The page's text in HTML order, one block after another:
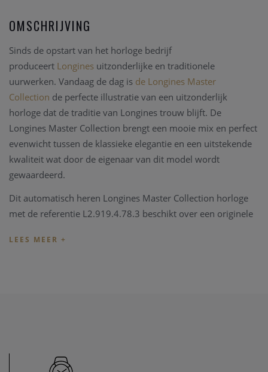
OMSCHRIJVING
Sinds de opstart van het horloge bedrijf
produceert Longines uitzonderlijke en traditionele
uurwerken. Vandaag de dag is de Longines Master
Collection de perfecte illustratie van een uitzonderlijk
horloge dat de traditie van Longines trouw blijft. De
Longines Master Collection brengt een mooie mix en perfect
evenwicht tussen de klassieke elegantie en een uitstekende
kwaliteit wat door de eigenaar van dit model wordt
gewaardeerd.
Dit automatisch heren Longines Master Collection horloge
met de referentie L2.919.4.78.3 beschikt over een originele
unieke wijzerplaat. De 42mm roestvrij staal kast wordt
De Longines Master Collection wordt geleverd met een
originele Longines box, vergezeld met alle documenten en